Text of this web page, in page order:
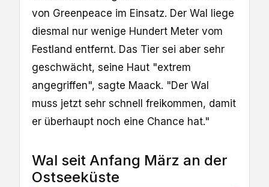
von Greenpeace im Einsatz. Der Wal liege
diesmal nur wenige Hundert Meter vom
Festland entfernt. Das Tier sei aber sehr
geschwächt, seine Haut "extrem
angegriffen", sagte Maack. "Der Wal
muss jetzt sehr schnell freikommen, damit
er überhaupt noch eine Chance hat."
Wal seit Anfang März an der
Ostseeküste